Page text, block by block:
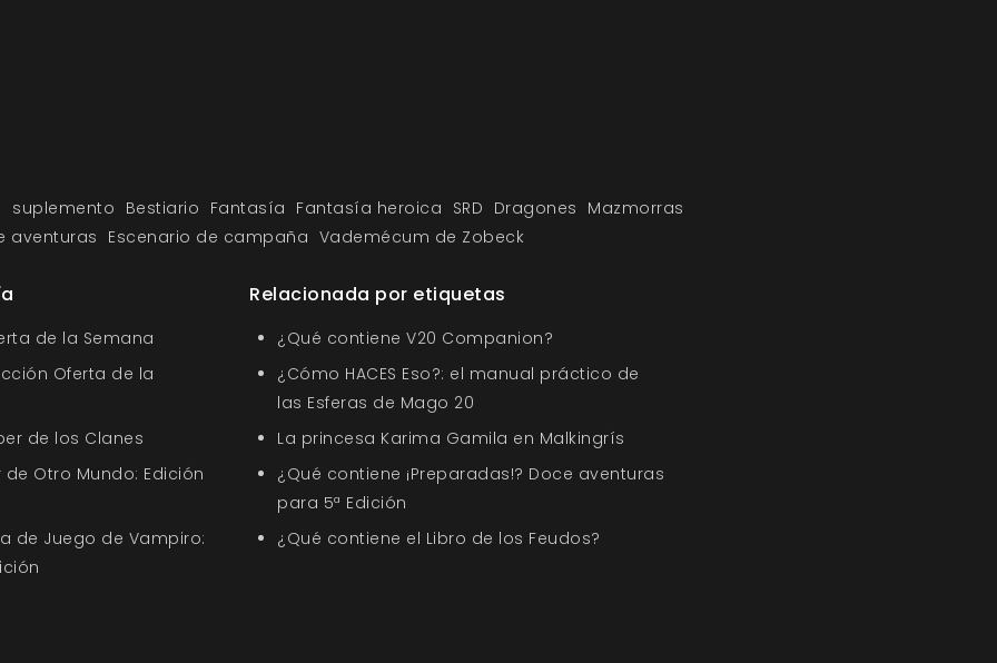
suplemento Bestiario Fantasía Fantasía heroica SRD Dragones Mazmorras
aventuras Escenario de campaña Vademécum de Zobeck
de la Semana
Oferta de la
de los Clanes
Otro Mundo: Edición
de Juego de Vampiro:
Relacionada por etiquetas
¿Qué contiene V20 Companion?
¿Cómo HACES Eso?: el manual práctico de
las Esferas de Mago 20
La princesa Karima Gamila en Malkingrís
¿Qué contiene ¡Preparadas!? Doce aventuras
para 5ª Edición
¿Qué contiene el Libro de los Feudos?